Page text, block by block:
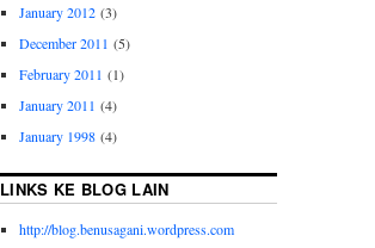
January 2012(3)
December 2011 (5)
February 2011 (1)
January 2011 (4)
January 1998(4)
LINKS KE BLOG LAIN
http://blog.benusagani.wordpress.com